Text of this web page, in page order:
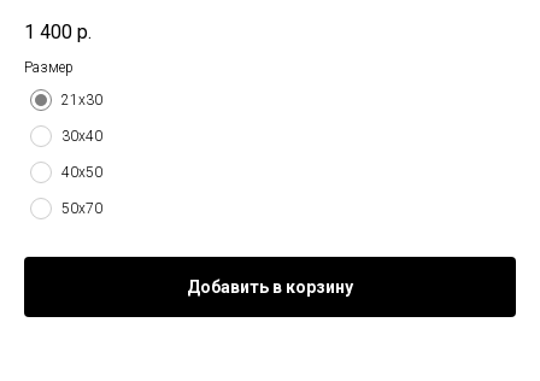
1 400 р.
Размер
21х30
30х40
40х50
50х70
Добавить в корзину